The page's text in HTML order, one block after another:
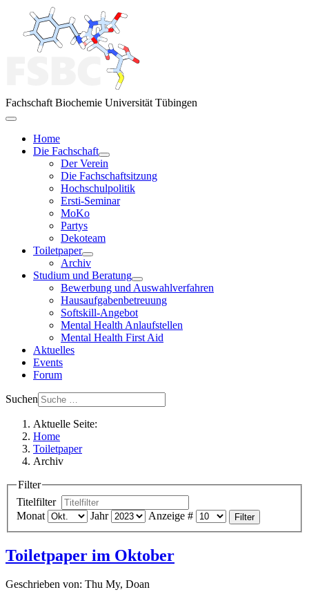
Fachschaft Biochemie Universität Tübingen
Home
Die Fachschaft
Der Verein
Die Fachschaftsitzung
Hochschulpolitik
Ersti-Seminar
MoKo
Partys
Dekoteam
Toiletpaper
Archiv
Studium und Beratung
Bewerbung und Auswahlverfahren
Hausaufgabenbetreuung
Softskill-Angebot
Mental Health Anlaufstellen
Mental Health First Aid
Aktuelles
Events
Forum
Suchen
Aktuelle Seite:
Home
Toiletpaper
Archiv
Filter
Titelfilter
Monat
Jahr Anzeige # Filter
Toiletpaper im Oktober
Geschrieben von: Thu My, Doan